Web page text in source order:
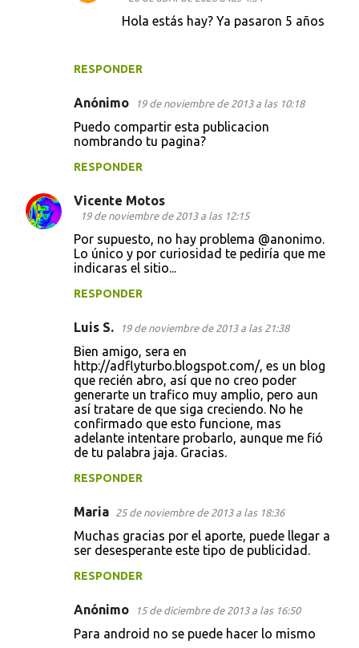
RESPONDER
Hola estás hay? Ya pasaron 5 años
Anónimo 19 de noviembre de 2013 a las 10:18
Puedo compartir esta publicacion
nombrando tu pagina?
RESPONDER
Vicente Motos
19 de noviembre de 2013 a las 12:15
Por supuesto, no hay problema @anonimo.
Lo único y por curiosidad te pediría que me
indicaras el sitio...
RESPONDER
Luis S. 19 de noviembre de 2013 a las 21:38
Bien amigo, sera en
http://adflyturbo.blogspot.com/, es un blog
que recién abro, así que no creo poder
generarte un trafico muy amplio, pero aun
así tratare de que siga creciendo. No he
confirmado que esto funcione, mas
adelante intentare probarlo, aunque me fió
de tu palabra jaja. Gracias.
RESPONDER
Maria 25 de noviembre de 2013 a las 18:36
Muchas gracias por el aporte, puede llegar a
ser desesperante este tipo de publicidad.
RESPONDER
Anónimo 15 de diciembre de 2013 a las 16:50
Para android no se puede hacer lo mismo